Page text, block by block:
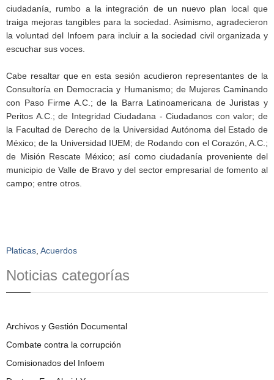
ciudadanía, rumbo a la integración de un nuevo plan local que
traiga mejoras tangibles para la sociedad. Asimismo, agradecieron
la voluntad del Infoem para incluir a la sociedad civil organizada y
escuchar sus voces.
Cabe resaltar que en esta sesión acudieron representantes de la
Consultoría en Democracia y Humanismo; de Mujeres Caminando
con Paso Firme A.C.; de la Barra Latinoamericana de Juristas y
Peritos A.C.; de Integridad Ciudadana - Ciudadanos con valor; de
la Facultad de Derecho de la Universidad Autónoma del Estado de
México; de la Universidad IUEM; de Rodando con el Corazón, A.C.;
de Misión Rescate México; así como ciudadanía proveniente del
municipio de Valle de Bravo y del sector empresarial de fomento al
campo; entre otros.
Platicas, Acuerdos
Noticias categorías
Archivos y Gestión Documental
Combate contra la corrupción
Comisionados del Infoem